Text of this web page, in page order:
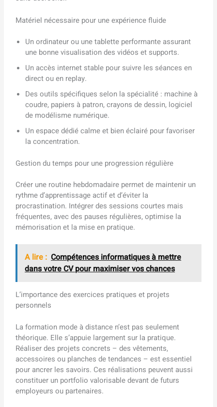
Matériel nécessaire pour une expérience fluide
Un ordinateur ou une tablette performante assurant
une bonne visualisation des vidéos et supports.
Un accès internet stable pour suivre les séances en
direct ou en replay.
Des outils spécifiques selon la spécialité : machine à
coudre, papiers à patron, crayons de dessin, logiciel
de modélisme numérique.
Un espace dédié calme et bien éclairé pour favoriser
la concentration.
Gestion du temps pour une progression régulière
Créer une routine hebdomadaire permet de maintenir un
rythme d’apprentissage actif et d’éviter la
procrastination. Intégrer des sessions courtes mais
fréquentes, avec des pauses régulières, optimise la
mémorisation et la mise en pratique.
A lire : Compétences informatiques à mettre
dans votre CV pour maximiser vos chances
L’importance des exercices pratiques et projets
personnels
La formation mode à distance n’est pas seulement
théorique. Elle s’appuie largement sur la pratique.
Réaliser des projets concrets – des vêtements,
accessoires ou planches de tendances – est essentiel
pour ancrer les savoirs. Ces réalisations peuvent aussi
constituer un portfolio valorisable devant de futurs
employeurs ou partenaires.